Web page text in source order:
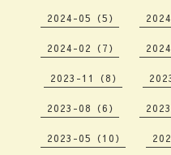
2024-05（5）
2024-02（7）
2023-11（8）
2023-08（6）
2023-05（10）